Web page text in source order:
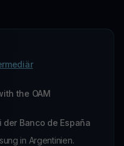
the OAM
der Banco de España
in Argentinien.